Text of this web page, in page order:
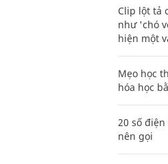
Clip lột tả
như 'chó
hiện một
Mẹo học
hóa học
20 số
nên gọi